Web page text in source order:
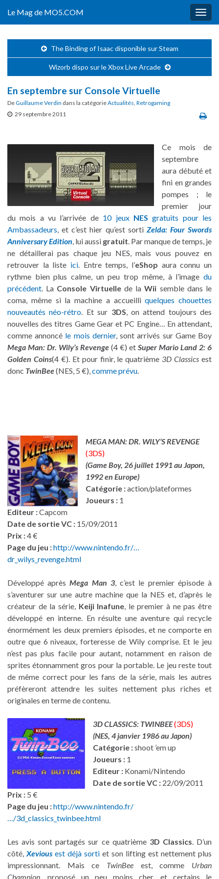
Le Mag de MO5.COM
The Binding of Isaac disponible sur Steam
Wizorb dispo sur le Xbox Live Arcade
En septembre sur Console Virtuelle
DeGuillaume Verdin dans la catégorieActualités, Retrogaming
29 septembre 2011
Ce mois de
septembre
aura débuté et
fini en grandes
pompes ; le
premier jour
du mois a vu l’arrivée de 10 jeux NES gratuits pour les
Ambassadeurs, et c’est hier qu’est sorti Zelda: Four Swords
Anniversary Edition, lui aussi gratuit. Par manque de temps, je
ne détaillerai pas chaque jeu NES, mais vous pouvez en
retrouver la liste ici. Entre temps, l’eShop aura connu un
rythme bien plus calme, un peu trop même, à l’image du
précédent. La Console Virtuellede laWii semble dans le
coma, même si la machine a accueilliquelques chouettes
nouveautés néo-rétro. Et sur 3DS, on attend toujours des
nouvelles des titres Game Gear et PC Engine… En attendant,
comme annoncé le mois dernier, sont arrivés sur Game Boy
Mega Man: Dr. Wily’s Revenge (4 €) et Super Mario Land 2: 6
Golden Coins(4 €). Et pour finir, le quatrième 3D Classics est
donc TwinBee(NES, 5 €),comme prévu.
MEGA MAN: DR. WILY’S REVENGE
(3DS)
(Game Boy, 26 juillet 1991 au Japon,
1992 en Europe)
Catégorie :action/plateformes
Joueurs : 1
Editeur :Capcom
Date de sortie VC : 15/09/2011
Prix :4 €
Page du jeu :http://www.nintendo.fr/…
dr_wilys_revenge.html
Développé aprèsMega Man 3, c’est le premier épisode à
s’aventurer sur une autre machine que la NES et, d’après le
créateur de la série, Keiji Inafune, le premier à ne pas être
développé en interne. En résulte une aventure qui recycle
énormément les deux premiers épisodes, et ne comporte en
outre que 6 niveaux, forteresse de Wily comprise. Et le jeu
n’est pas plus facile pour autant, notamment en raison de
sprites étonnamment gros pour la portable. Le jeu reste tout
de même correct pour les fans de la série, mais les autres
préfèreront attendre les suites nettement plus riches et
originales en terme de contenu.
3D CLASSICS: TWINBEE(3DS)
(NES, 4 janvier 1986 au Japon)
Catégorie :shoot ’em up
Joueurs : 1
Editeur : Konami/Nintendo
Date de sortie VC : 22/09/2011
Prix : 5 €
Page du jeu :http://www.nintendo.fr/
…/3d_classics_twinbee.html
Les avis sont partagés sur ce quatrième 3D Classics. D’un
côté, Xevious est déjà sorti et son lifting est nettement plus
impressionnant. Mais ce TwinBee est, comme Urban
Champion , proposé un peu moins cher, et certains le